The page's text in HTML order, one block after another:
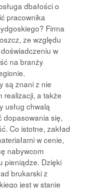
dbałości o
pracownika
Firma
ze względu
w
na branży
są znani z nie
realizacji, a także
usług chwalą
dopasowania się,
Co istotne, zakład
w cenie,
nabywcom
pieniądze. Dzięki
brukarski z
jest w stanie